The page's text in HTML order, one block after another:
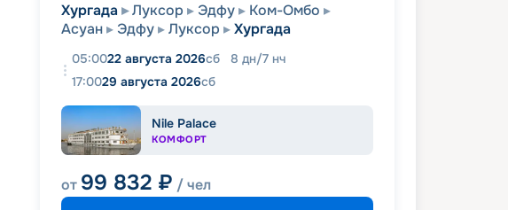
Хургада Луксор Эдфу
Ком-Омбо
Асуан
Эдфу Луксор Хургада
05:0022 августа 2026сб 8 дн/7 нч
17:0029 августа 2026сб
Nile Palace
КОМФОРТ
от 99 832 ₽ / чел